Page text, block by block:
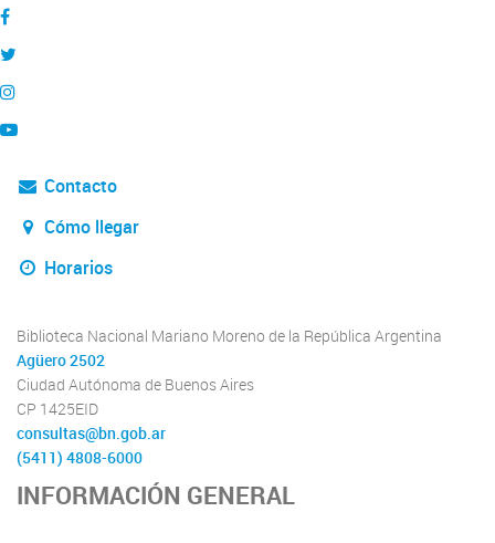
Contacto
Cómo llegar
Horarios
Biblioteca Nacional Mariano Moreno de la República Argentina
Agüero 2502
Ciudad Autónoma de Buenos Aires
CP 1425EID
consultas@bn.gob.ar
(5411) 4808-6000
INFORMACIÓN GENERAL